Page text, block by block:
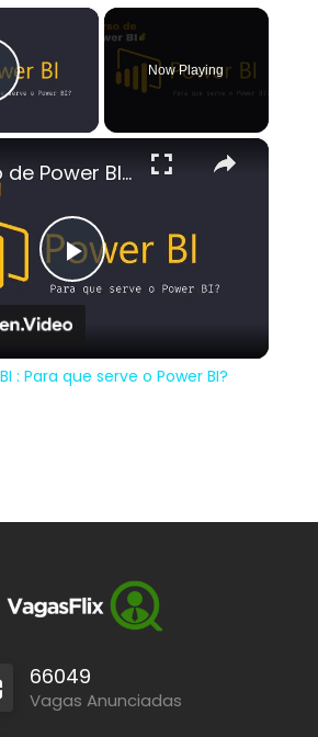
×
Video
Now Playing
×
Play
Video
Curso de Power BI : Para que serve o Power BI? #powerbi
: Para que serve o Power BI?
66049
Vagas Anunciadas